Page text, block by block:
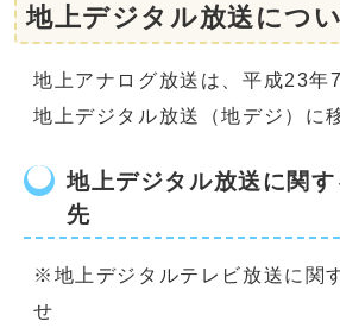
地上デジタル放送につ
地上アナログ放送は、平成23年
地上デジタル放送（地デジ）に
地上デジタル放送に関
先
※地上デジタルテレビ放送に関
せ